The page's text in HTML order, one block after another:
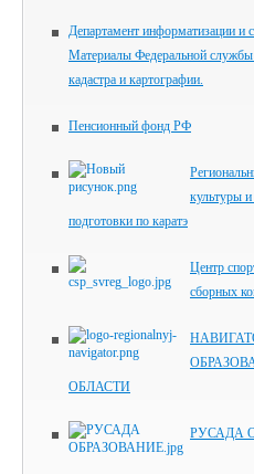
Департамент информатизации и
Материалы Федеральной службы
кадастра и картографии.
Пенсионный фонд РФ
культуры и
подготовки по каратэ
Центр
сборных
ОБЛАСТИ
РУСАДА